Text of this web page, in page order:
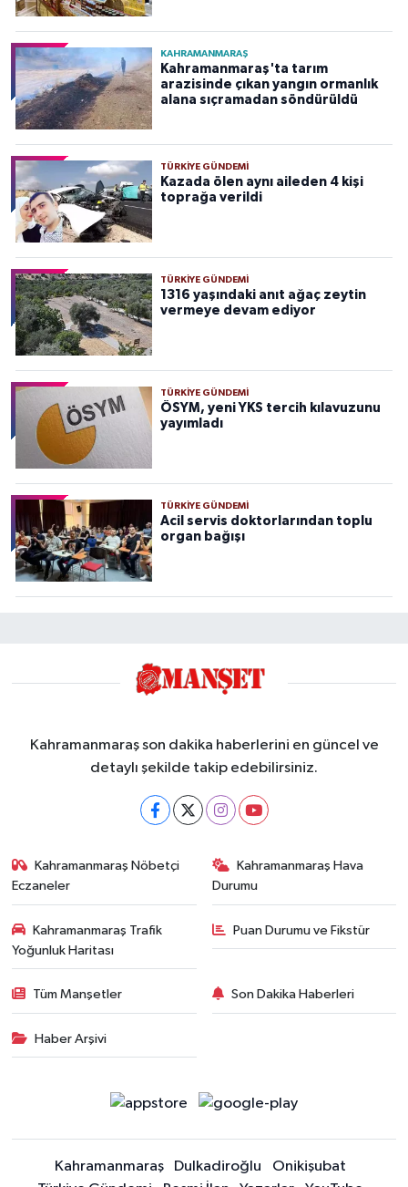
KAHRAMANMARAŞ
Kahramanmaraş'ta tarım
arazisinde çıkan yangın ormanlık
alana sıçramadan söndürüldü
TÜRKIYE GÜNDEMI
Kazada ölen aynı aileden 4 kişi
toprağa verildi
TÜRKIYE GÜNDEMI
1316 yaşındaki anıt ağaç zeytin
vermeye devam ediyor
TÜRKIYE GÜNDEMI
ÖSYM, yeni YKS tercih kılavuzunu
yayımladı
TÜRKIYE GÜNDEMI
Acil servis doktorlarından toplu
organ bağışı
Kahramanmaraş son dakika haberlerini en güncel ve
detaylı şekilde takip edebilirsiniz.
Kahramanmaraş Nöbetçi
Eczaneler
Kahramanmaraş Hava
Durumu
Kahramanmaraş Trafik
Yoğunluk Haritası
Puan Durumu ve Fikstür
Tüm Manşetler Son Dakika Haberleri
Haber Arşivi
Kahramanmaraş Dulkadiroğlu
Onikişubat